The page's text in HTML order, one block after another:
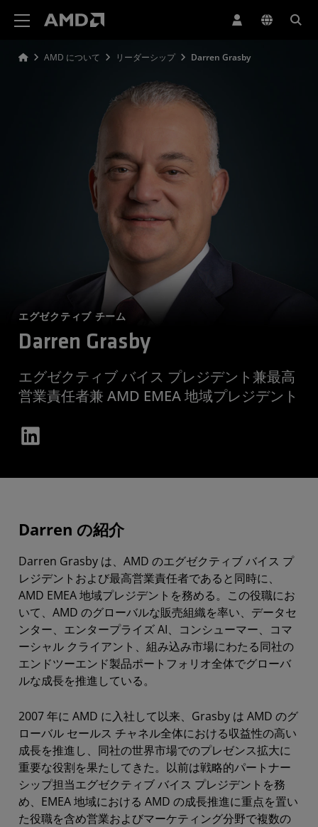
AMD について リーダーシップ Darren Grasby
エグゼクティブ チーム
Darren Grasby
エグゼクティブ バイス プレジデント兼最高
営業責任者兼 AMD EMEA 地域プレジデント
Darren の紹介
Darren Grasby は、AMD のエグゼクティブ バイス プ
レジデントおよび最高営業責任者であると同時に、
AMD EMEA 地域プレジデントを務める。この役職にお
いて、AMD のグローバルな販売組織を率い、データセ
ンター、エンタープライズ AI、コンシューマー、コマ
ーシャル クライアント、組み込み市場にわたる同社の
エンドツーエンド製品ポートフォリオ全体でグローバ
ルな成長を推進している。
2007 年に AMD に入社して以来、Grasby は AMD のグ
ローバル セールス チャネル全体における収益性の高い
成長を推進し、同社の世界市場でのプレゼンス拡大に
重要な役割を果たしてきた。以前は戦略的パートナー
シップ担当エグゼクティブ バイス プレジデントを務
め、EMEA 地域における AMD の成長推進に重点を置い
た役職を含め営業およびマーケティング分野で複数の